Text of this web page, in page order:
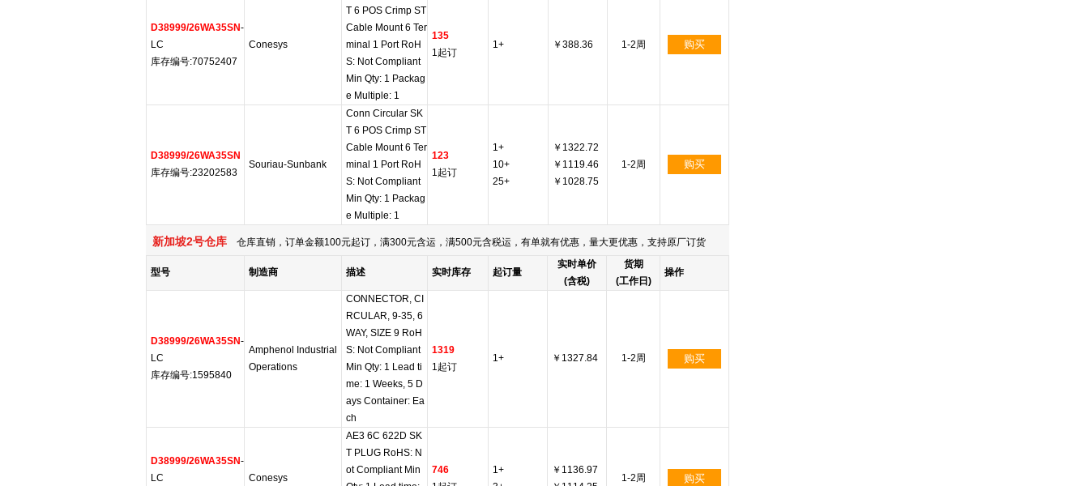
D38999/26WA35SN-
LC
库存编号:70752407
Conesys
T 6 POS Crimp ST
Cable Mount 6 Ter
minal 1 Port RoH
S: Not Compliant
Min Qty: 1 Packag
e Multiple: 1
135
1起订
1+ ￥388.36 1-2周 购买
D38999/26WA35SN
库存编号:23202583
Souriau-Sunbank
Conn Circular SK
T 6 POS Crimp ST
Cable Mount 6 Ter
minal 1 Port RoH
S: Not Compliant
Min Qty: 1 Packag
e Multiple: 1
123
1起订
1+
10+
25+
￥1322.72
￥1119.46
￥1028.75
1-2周 购买
新加坡2号仓库 仓库直销，订单金额100元起订，满300元含运，满500元含税运，有单就有优惠，量大更优惠，支持原厂订货
型号 制造商 描述 实时库存 起订量
实时单价
(含税)
货期
(工作日)
操作
D38999/26WA35SN-
LC
库存编号:1595840
Amphenol Industrial
Operations
CONNECTOR, CI
RCULAR, 9-35, 6
WAY, SIZE 9 RoH
S: Not Compliant
Min Qty: 1 Lead ti
me: 1 Weeks, 5 D
ays Container: Ea
ch
1319
1起订
1+ ￥1327.84 1-2周 购买
D38999/26WA35SN-
LC
Conesys
AE3 6C 622D SK
T PLUG RoHS: N
ot Compliant Min
746
1+
￥1136.97
1-2周 购买